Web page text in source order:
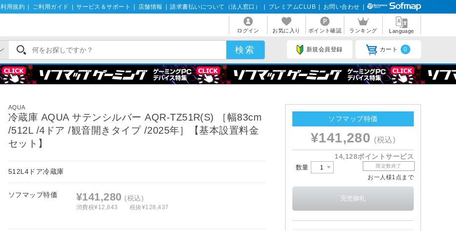
利用規約 ご利用ガイド サービス＆サポート 店舗情報 請求書払いについて（法人窓口） プレミアムCLUB お問い合わせ
ログイン お気に入り ポイント確認 ランキング Language
新規会員登録 カート 0
AQUA
冷蔵庫 AQUA サテンシルバー AQR-TZ51R(S) ［幅83cm
/512L /4ドア /観音開きタイプ /2025年］【基本設置料金
セット】
512L4ドア冷蔵庫
ソフマップ特価 ¥141,280 (税込)
消費税¥12,843 税抜¥128,437
ソフマップ特価
¥141,280 (税込)
14,128ポイントサービス
数量 限定数終了
お一人様1点まで